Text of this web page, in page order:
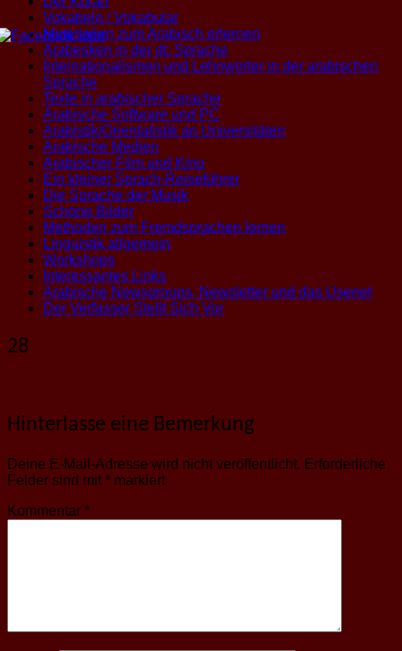
Vokabeln / Vokabular
Materialien zum Arabisch erlernen
Arabesken in der dt. Sprache
Internationalismen und Lehnwörter in der arabischen
Sprache
Texte in arabischer Sprache
Arabische Software und PC
Arabistik/Orientalistik an Universitäten
Arabische Medien
Arabischer Film und Kino
Ein kleiner Sprach-Reiseführer
Die Sprache der Musik
Schöne Bilder
Methoden zum Fremdsprachen lernen
Linguistik allgemein
Workshops
Interessantes Links
Arabische Newsgroups, Newsletter und das Usenet
Der Verfasser Stellt Sich Vor
28
Hinterlasse eine Bemerkung
Deine E-Mail-Adresse wird nicht veröffentlicht. Erforderliche
Felder sind mit * markiert
Kommentar *